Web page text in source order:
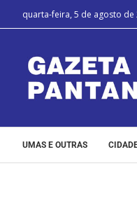
quarta-feira, 5 de agosto de
UMAS E OUTRAS